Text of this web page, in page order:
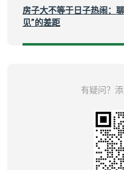
房子大不等于日子热闹：
见”的差距
有疑问？